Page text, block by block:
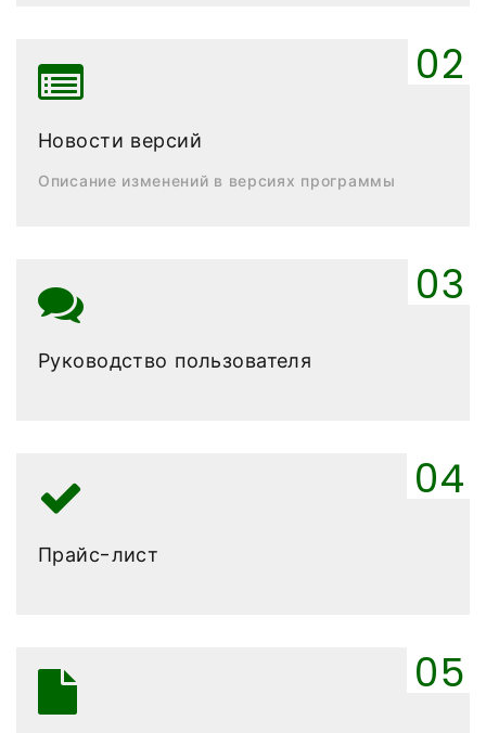
Новости версий
Описание изменений в версиях программы
Руководство пользователя
Прайс-лист